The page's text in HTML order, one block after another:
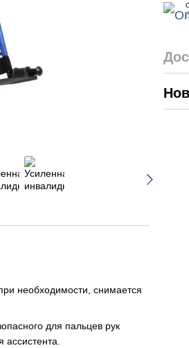
необходимости, снимается
для пальцев рук